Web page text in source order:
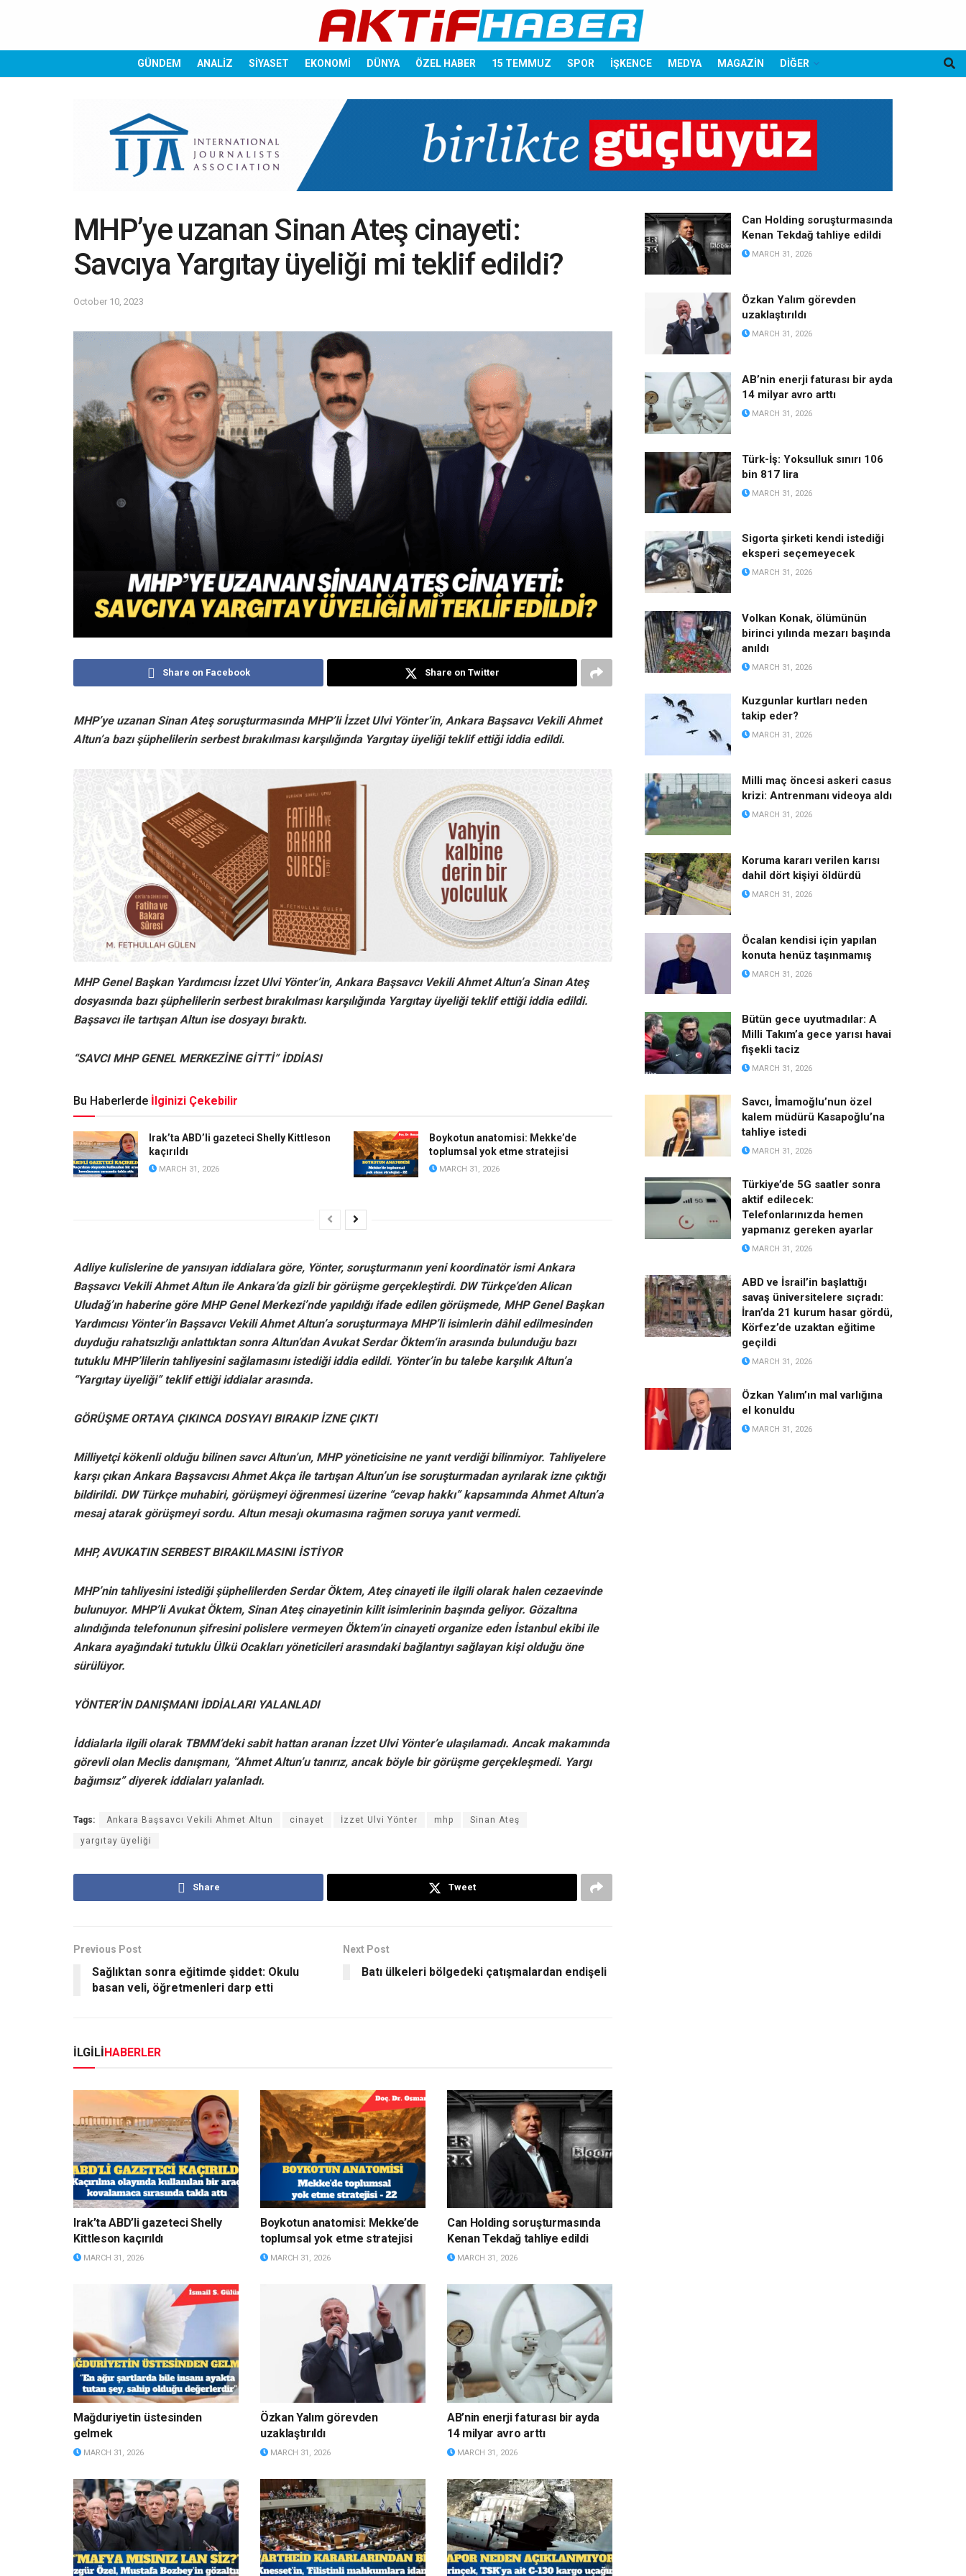
GÜNDEM ANALİZ SİYASET EKONOMİ DÜNYA ÖZEL HABER 15 TEMMUZ SPOR İŞKENCE MEDYA MAGAZİN DİĞER
MHP’ye uzanan Sinan Ateş cinayeti:
Savcıya Yargıtay üyeliği mi teklif edildi?
October 10, 2023
Share on Facebook Share on Twitter
MHP’ye uzanan Sinan Ateş soruşturmasında MHP’li İzzet Ulvi Yönter’in, Ankara Başsavcı Vekili Ahmet
Altun’a bazı şüphelilerin serbest bırakılması karşılığında Yargıtay üyeliği teklif ettiği iddia edildi.
MHP Genel Başkan Yardımcısı İzzet Ulvi Yönter’in, Ankara Başsavcı Vekili Ahmet Altun’a Sinan Ateş
dosyasında bazı şüphelilerin serbest bırakılması karşılığında Yargıtay üyeliği teklif ettiği iddia edildi.
Başsavcı ile tartışan Altun ise dosyayı bıraktı.
“SAVCI MHP GENEL MERKEZİNE GİTTİ” İDDİASI
Bu Haberlerde İlginizi Çekebilir
Irak’ta ABD’li gazeteci Shelly Kittleson
kaçırıldı
MARCH 31, 2026
Boykotun anatomisi: Mekke’de
toplumsal yok etme stratejisi
MARCH 31, 2026
Adliye kulislerine de yansıyan iddialara göre, Yönter, soruşturmanın yeni koordinatör ismi Ankara
Başsavcı Vekili Ahmet Altun ile Ankara’da gizli bir görüşme gerçekleştirdi. DW Türkçe’den Alican
Uludağ’ın haberine göre MHP Genel Merkezi’nde yapıldığı ifade edilen görüşmede, MHP Genel Başkan
Yardımcısı Yönter’in Başsavcı Vekili Ahmet Altun’a soruşturmaya MHP’li isimlerin dâhil edilmesinden
duyduğu rahatsızlığı anlattıktan sonra Altun’dan Avukat Serdar Öktem‘in arasında bulunduğu bazı
tutuklu MHP’lilerin tahliyesini sağlamasını istediği iddia edildi. Yönter’in bu talebe karşılık Altun’a
“Yargıtay üyeliği” teklif ettiği iddialar arasında.
GÖRÜŞME ORTAYA ÇIKINCA DOSYAYI BIRAKIP İZNE ÇIKTI
Milliyetçi kökenli olduğu bilinen savcı Altun’un, MHP yöneticisine ne yanıt verdiği bilinmiyor. Tahliyelere
karşı çıkan Ankara Başsavcısı Ahmet Akça ile tartışan Altun’un ise soruşturmadan ayrılarak izne çıktığı
bildirildi. DW Türkçe muhabiri, görüşmeyi öğrenmesi üzerine “cevap hakkı” kapsamında Ahmet Altun’a
mesaj atarak görüşmeyi sordu. Altun mesajı okumasına rağmen soruya yanıt vermedi.
MHP, AVUKATIN SERBEST BIRAKILMASINI İSTİYOR
MHP’nin tahliyesini istediği şüphelilerden Serdar Öktem, Ateş cinayeti ile ilgili olarak halen cezaevinde
bulunuyor. MHP’li Avukat Öktem, Sinan Ateş cinayetinin kilit isimlerinin başında geliyor. Gözaltına
alındığında telefonunun şifresini polislere vermeyen Öktem’in cinayeti organize eden İstanbul ekibi ile
Ankara ayağındaki tutuklu Ülkü Ocakları yöneticileri arasındaki bağlantıyı sağlayan kişi olduğu öne
sürülüyor.
YÖNTER’İN DANIŞMANI İDDİALARI YALANLADI
İddialarla ilgili olarak TBMM’deki sabit hattan aranan İzzet Ulvi Yönter’e ulaşılamadı. Ancak makamında
görevli olan Meclis danışmanı, “Ahmet Altun’u tanırız, ancak böyle bir görüşme gerçekleşmedi. Yargı
bağımsız” diyerek iddiaları yalanladı.
Tags: Ankara Başsavcı Vekili Ahmet Altun cinayet İzzet Ulvi Yönter mhp Sinan Ateş
yargıtay üyeliği
Share Tweet
Previous Post
Sağlıktan sonra eğitimde şiddet: Okulu
basan veli, öğretmenleri darp etti
Next Post
Batı ülkeleri bölgedeki çatışmalardan endişeli
İLGİLİHABERLER
Irak’ta ABD’li gazeteci Shelly
Kittleson kaçırıldı
MARCH 31, 2026
Boykotun anatomisi: Mekke’de
toplumsal yok etme stratejisi
MARCH 31, 2026
Can Holding soruşturmasında
Kenan Tekdağ tahliye edildi
MARCH 31, 2026
Mağduriyetin üstesinden
gelmek
MARCH 31, 2026
Özkan Yalım görevden
uzaklaştırıldı
MARCH 31, 2026
AB’nin enerji faturası bir ayda
14 milyar avro arttı
MARCH 31, 2026
Can Holding soruşturmasında
Kenan Tekdağ tahliye edildi
MARCH 31, 2026
Özkan Yalım görevden
uzaklaştırıldı
MARCH 31, 2026
AB’nin enerji faturası bir ayda
14 milyar avro arttı
MARCH 31, 2026
Türk-İş: Yoksulluk sınırı 106
bin 817 lira
MARCH 31, 2026
Sigorta şirketi kendi istediği
eksperi seçemeyecek
MARCH 31, 2026
Volkan Konak, ölümünün
birinci yılında mezarı başında
anıldı
MARCH 31, 2026
Kuzgunlar kurtları neden
takip eder?
MARCH 31, 2026
Milli maç öncesi askeri casus
krizi: Antrenmanı videoya aldı
MARCH 31, 2026
Koruma kararı verilen karısı
dahil dört kişiyi öldürdü
MARCH 31, 2026
Öcalan kendisi için yapılan
konuta henüz taşınmamış
MARCH 31, 2026
Bütün gece uyutmadılar: A
Milli Takım’a gece yarısı havai
fişekli taciz
MARCH 31, 2026
Savcı, İmamoğlu’nun özel
kalem müdürü Kasapoğlu’na
tahliye istedi
MARCH 31, 2026
Türkiye’de 5G saatler sonra
aktif edilecek:
Telefonlarınızda hemen
yapmanız gereken ayarlar
MARCH 31, 2026
ABD ve İsrail’in başlattığı
savaş üniversitelere sıçradı:
İran’da 21 kurum hasar gördü,
Körfez’de uzaktan eğitime
geçildi
MARCH 31, 2026
Özkan Yalım’ın mal varlığına
el konuldu
MARCH 31, 2026